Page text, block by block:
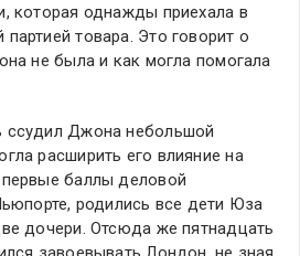
которая однажды приехала в
товара. Это говорит о
не была и как могла помогала
ссудил Джона небольшой
расширить его влияние на
баллы деловой
родились все дети Юза
дочери. Отсюда же пятнадцать